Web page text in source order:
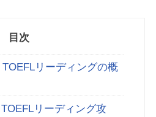
目次
TOEFLリーディングの概
リーディング攻